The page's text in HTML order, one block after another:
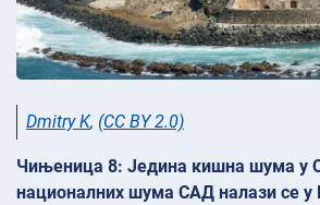
Dmitry K, (CC BY 2.0)
Чињеница 8: Једина кишна шума у
националних шума САД налази се у